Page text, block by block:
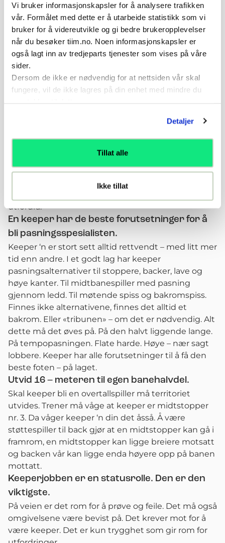
Vi bruker informasjonskapsler for å analysere trafikken
vår. Formålet med dette er å utarbeide statistikk som vi
bruker for å videreutvikle og gi bedre brukeropplevelser
når du besøker tiim.no. Noen informasjonskapsler er
også lagt inn av tredjeparts tjenester som vises på våre
sider.
Dersom de ikke er nødvendig for at nettsiden vår skal
fungere, vil de ikke lagres på din enhet med mindre du
Detaljer
Tillat alle
Ikke tillat
Du får den keeperen du vil ha. Vil du ha en keeper
som er med i angrepsspillet – må du vise keeper` n
hvordan. Da må spillestilen i angrep inkludere
keeper’ n. Treningene må gjenspeile dette.
Keeperrollen er den mest varierte av alle
En keeper er mer med laget i fellesøvelser – enn
aleine i målet som skuddstopper. På den måten blir
keeper en fotballspiller med nese for gode
Keeperferdighetene i angrep kommer
som oppstår i kamp. Keeper skal øve angrep med
laget og motstanderlaget foran seg. Med målet bak
seg. «16 – meteren is my Castle», der medtak vekk
utfordra.
En keeper har de beste forutsetninger for å
bli pasningsspesialisten.
Keeper ‘n er stort sett alltid rettvendt – med litt mer
tid enn andre. I et godt lag har keeper
pasningsalternativer til stoppere, backer, lave og
høye kanter. Til midtbanespiller med pasning
gjennom ledd. Til møtende spiss og bakromspiss.
Finnes ikke alternativene, finnes det alltid et
bakrom. Eller «tribunen» – om det er nødvendig. Alt
dette må det øves på. På den halvt liggende lange.
På tempopasningen. Flate harde. Høye – nær sagt
lobbere. Keeper har alle forutsetninger til å få den
beste foten – på laget.
Utvid 16 – meteren til egen banehalvdel.
Skal keeper bli en overtallspiller må territoriet
utvides. Trener må våge at keeper er midtstopper
nr. 3. Da våger keeper ‘n din det åsså. Å være
støttespiller til back gjør at en midtstopper kan gå i
framrom, en midtstopper kan ligge breiere motsatt
og backen vår kan ligge enda høyere opp på banen
mottatt.
Keeperjobben er en statusrolle. Den er den
viktigste.
På veien er det rom for å prøve og feile. Det må også
omgivelsene være bevist på. Det krever mot for å
være keeper. Det er kun trygghet som gir rom for